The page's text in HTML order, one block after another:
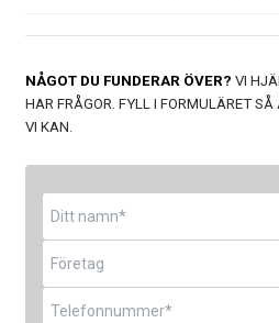
NÅGOT DU FUNDERAR ÖVER? VI
HAR FRÅGOR. FYLL I FORMULÄRET
VI KAN.
Namn
Företag
Telefon